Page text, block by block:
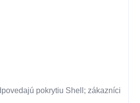
pokrytiu Shell; zákazníci